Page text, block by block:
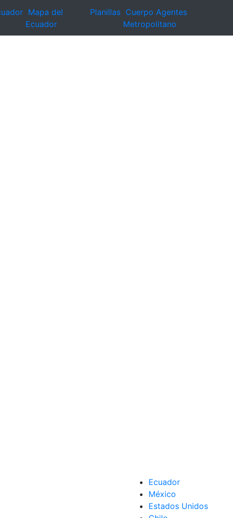
Mapa del
Ecuador
Planillas Cuerpo Agentes
Metropolitano
Ecuador
México
Estados Unidos